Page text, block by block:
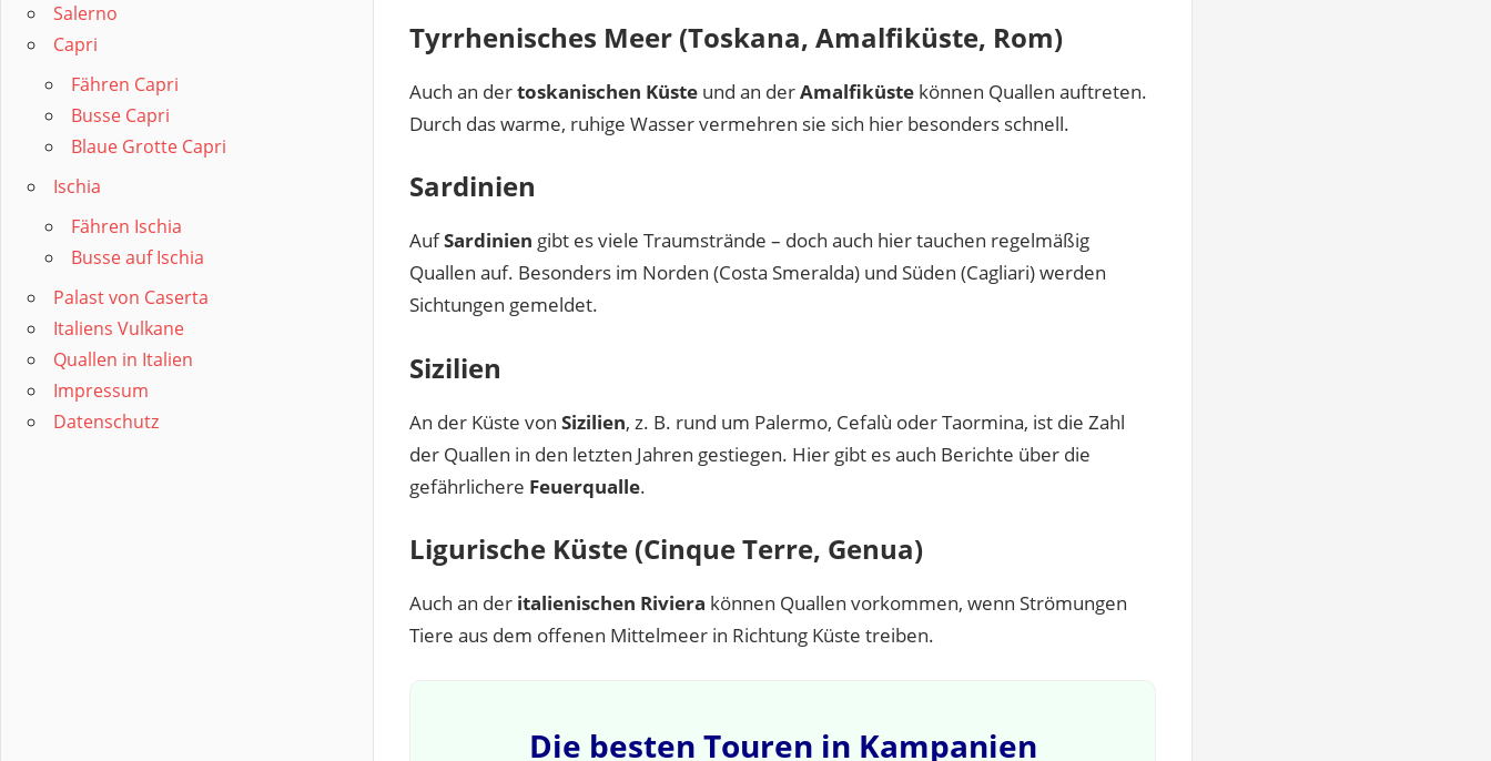
Tyrrhenisches Meer (Toskana, Amalfiküste, Rom)
Auch an dertoskanischen Küste und an derAmalfiküste können Quallen auftreten.
Durch das warme, ruhige Wasser vermehren sie sich hier besonders schnell.
Sardinien
AufSardinien gibt es viele Traumstrände – doch auch hier tauchen regelmäßig
Quallen auf. Besonders im Norden (Costa Smeralda) und Süden (Cagliari) werden
Sichtungen gemeldet.
Sizilien
An der Küste von Sizilien, z. B. rund um Palermo, Cefalù oder Taormina, ist die Zahl
der Quallen in den letzten Jahren gestiegen. Hier gibt es auch Berichte über die
gefährlichere Feuerqualle.
Ligurische Küste (Cinque Terre, Genua)
Auch an der italienischen Riviera können Quallen vorkommen, wenn Strömungen
Tiere aus dem offenen Mittelmeer in Richtung Küste treiben.
Die besten Touren in Kampanien
Salerno
Capri
Fähren Capri
Busse Capri
Blaue Grotte Capri
Ischia
Fähren Ischia
Busse auf Ischia
Palast von Caserta
Italiens Vulkane
Quallen in Italien
Impressum
Datenschutz